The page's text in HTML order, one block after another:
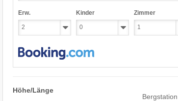
Erw. Kinder Zimmer
Höhe/Länge
Bergstation